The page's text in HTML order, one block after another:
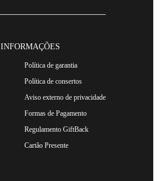
INFORMAÇÕES
Política de garantia
Política de consertos
Aviso externo de privacidade
Formas de Pagamento
Regulamento GiftBack
Cartão Presente